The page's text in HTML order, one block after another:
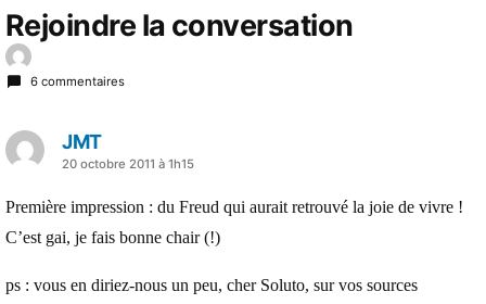
Rejoindre la conversation
6 commentaires
JMT
a
dit :
20 octobre 2011 à 1h15
Première impression : du Freud qui aurait retrouvé la joie de vivre !
C’est gai, je fais bonne chair (!)
ps : vous en diriez-nous un peu, cher Soluto, sur vos sources